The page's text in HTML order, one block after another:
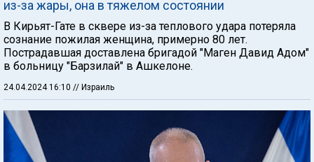
из-за жары, она в тяжелом состоянии
В Кирьят-Гате в сквере из-за теплового удара потеряла
сознание пожилая женщина, примерно 80 лет.
Пострадавшая доставлена бригадой "Маген Давид Адом"
в больницу "Барзилай" в Ашкелоне.
24.04.2024 16:10 // Израиль